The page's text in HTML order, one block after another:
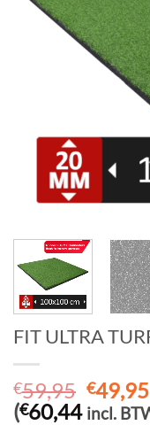
FIT ULTRA
€59,95
prijs
€49,95
(€60,44 incl.